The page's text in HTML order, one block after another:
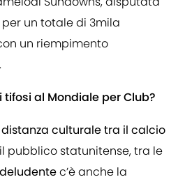
un totale di 3mila
un riempimento
al Mondiale per Club?
distanza culturale tra il calcio
pubblico statunitense, tra le
c’è anche la